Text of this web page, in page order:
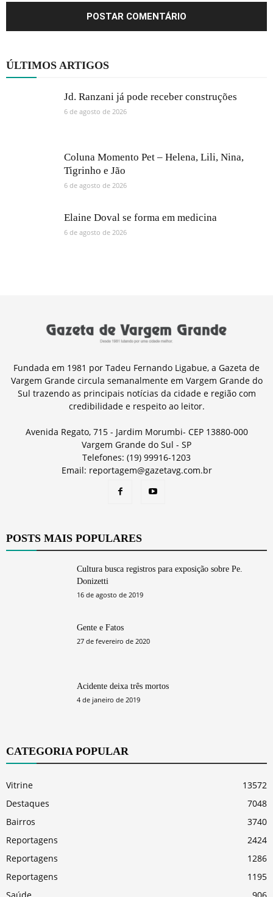
ÚLTIMOS ARTIGOS
Jd. Ranzani já pode receber construções
6 de agosto de 2026
Coluna Momento Pet – Helena, Lili, Nina,
Tigrinho e Jão
6 de agosto de 2026
Elaine Doval se forma em medicina
6 de agosto de 2026
Fundada em 1981 por Tadeu Fernando Ligabue, a Gazeta de
Vargem Grande circula semanalmente em Vargem Grande do
Sul trazendo as principais notícias da cidade e região com
credibilidade e respeito ao leitor.
Avenida Regato, 715 - Jardim Morumbi- CEP 13880-000
Vargem Grande do Sul - SP
Telefones: (19) 99916-1203
Email: reportagem@gazetavg.com.br
POSTS MAIS POPULARES
Cultura busca registros para exposição sobre Pe.
Donizetti
16 de agosto de 2019
Gente e Fatos
27 de fevereiro de 2020
Acidente deixa três mortos
4 de janeiro de 2019
CATEGORIA POPULAR
Vitrine
13572
Destaques
7048
Bairros
3740
Reportagens
2424
Reportagens
1286
Reportagens
1195